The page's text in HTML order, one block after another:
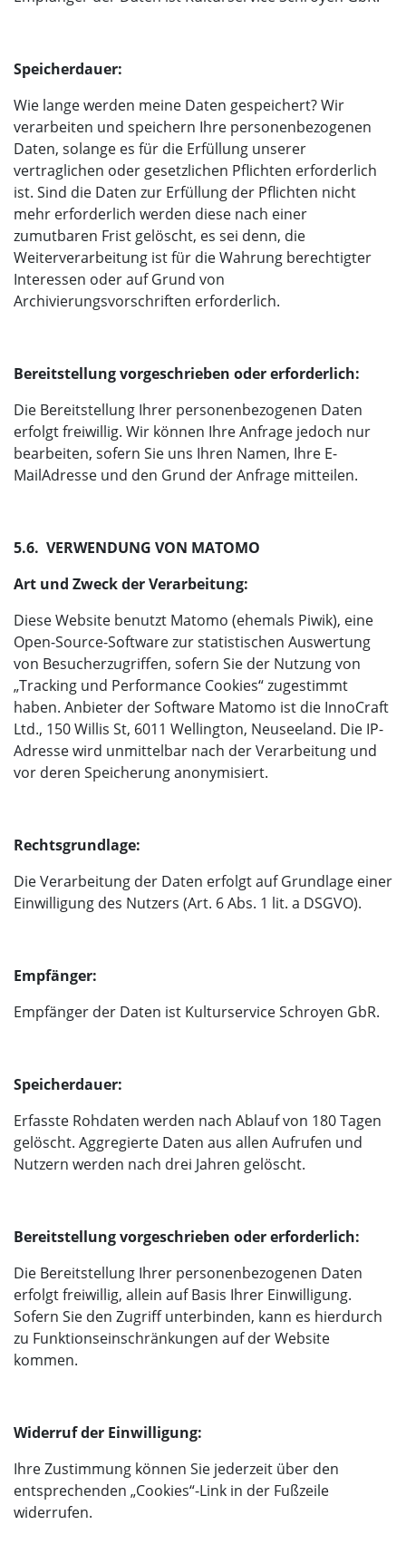
Speicherdauer:
Wie lange werden meine Daten gespeichert? Wir
verarbeiten und speichern Ihre personenbezogenen
Daten, solange es für die Erfüllung unserer
vertraglichen oder gesetzlichen Pflichten erforderlich
ist. Sind die Daten zur Erfüllung der Pflichten nicht
mehr erforderlich werden diese nach einer
zumutbaren Frist gelöscht, es sei denn, die
Weiterverarbeitung ist für die Wahrung berechtigter
Interessen oder auf Grund von
Archivierungsvorschriften erforderlich.
Bereitstellung vorgeschrieben oder erforderlich:
Die Bereitstellung Ihrer personenbezogenen Daten
erfolgt freiwillig. Wir können Ihre Anfrage jedoch nur
bearbeiten, sofern Sie uns Ihren Namen, Ihre E-
MailAdresse und den Grund der Anfrage mitteilen.
5.6. VERWENDUNG VON MATOMO
Art und Zweck der Verarbeitung:
Diese Website benutzt Matomo (ehemals Piwik), eine
Open-Source-Software zur statistischen Auswertung
von Besucherzugriffen, sofern Sie der Nutzung von
„Tracking und Performance Cookies“ zugestimmt
haben. Anbieter der Software Matomo ist die InnoCraft
Ltd., 150 Willis St, 6011 Wellington, Neuseeland. Die IP-
Adresse wird unmittelbar nach der Verarbeitung und
vor deren Speicherung anonymisiert.
Rechtsgrundlage:
Die Verarbeitung der Daten erfolgt auf Grundlage einer
Einwilligung des Nutzers (Art. 6 Abs. 1 lit. a DSGVO).
Empfänger:
Empfänger der Daten ist Kulturservice Schroyen GbR.
Speicherdauer:
Erfasste Rohdaten werden nach Ablauf von 180 Tagen
gelöscht. Aggregierte Daten aus allen Aufrufen und
Nutzern werden nach drei Jahren gelöscht.
Bereitstellung vorgeschrieben oder erforderlich:
Die Bereitstellung Ihrer personenbezogenen Daten
erfolgt freiwillig, allein auf Basis Ihrer Einwilligung.
Sofern Sie den Zugriff unterbinden, kann es hierdurch
zu Funktionseinschränkungen auf der Website
kommen.
Widerruf der Einwilligung:
Ihre Zustimmung können Sie jederzeit über den
entsprechenden „Cookies“-Link in der Fußzeile
widerrufen.